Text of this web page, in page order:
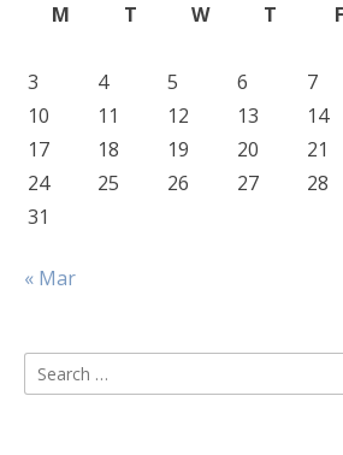
M
T W T F
3
4 5 6 7
10
11 12 13 14
17
18 19 20 21
24
25 26 27 28
31
« Mar
Search
for: